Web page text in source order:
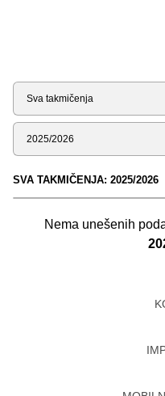
Tip
Sezona
SVA TAKMIČENJA: 2025/2026
Nema unešenih